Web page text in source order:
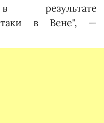
результате
атаки в Вене", —